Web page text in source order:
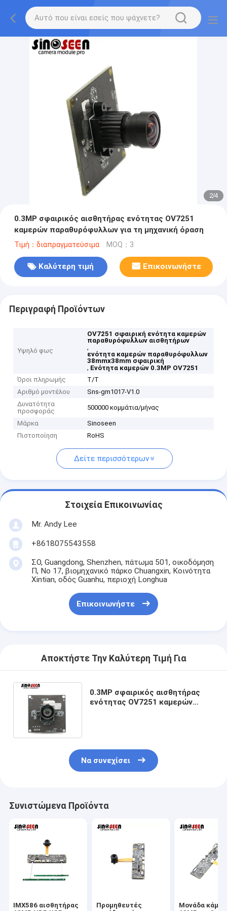
2/4
0.3MP σφαιρικός αισθητήρας ενότητας OV7251
καμερών παραθυρόφυλλων για τη μηχανική όραση
Τιμή：διαπραγματεύσιμα MOQ：3
Καλύτερη τιμή Επικοινωνήστε
Περιγραφή Προϊόντων
Υψηλό φως
OV7251 σφαιρική ενότητα καμερών
παραθυρόφυλλων αισθητήρων
,
ενότητα καμερών παραθυρόφυλλων
38mmx38mm σφαιρική
, Ενότητα καμερών 0.3MP OV7251
Όροι πληρωμής
T/T
Αριθμό μοντέλου
Sns-gm1017-V1.0
Δυνατότητα
προσφοράς
500000 κομμάτια/μήνας
Μάρκα
Sinoseen
Πιστοποίηση
RoHS
Δείτε περισσότερων
Στοιχεία Επικοινωνίας
Mr. Andy Lee
+8618075543558
ΣΟ, Guangdong, Shenzhen, πάτωμα 501, οικοδόμηση
Π, Νο 17, βιομηχανικό πάρκο Chuangxin, Κοινότητα
Xintian, οδός Guanhu, περιοχή Longhua
Επικοινωνήστε
Αποκτήστε Την Καλύτερη Τιμή Για
0.3MP σφαιρικός αισθητήρας
ενότητας OV7251 καμερών
Να συνεχίσει
Συνιστώμενα Προϊόντα
IMX586 αισθητήρας
Προμηθευτές
Μονάδα